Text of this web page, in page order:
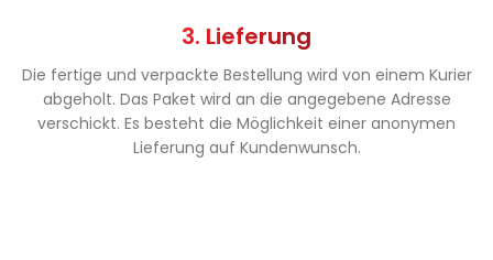
3. Lieferung
Die fertige und verpackte Bestellung wird von einem Kurier
abgeholt. Das Paket wird an die angegebene Adresse
verschickt. Es besteht die Möglichkeit einer anonymen
Lieferung auf Kundenwunsch.